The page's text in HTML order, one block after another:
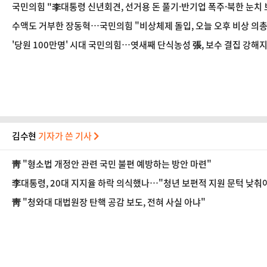
국민의힘 "李대통령 신년회견, 선거용 돈 풀기·반기업 폭주·북한 눈치
수액도 거부한 장동혁…국민의힘 "비상체제 돌입, 오늘 오후 비상 의
'당원 100만명' 시대 국민의힘…엿새째 단식농성 張, 보수 결집 강해
김수현 기자가 쓴 기사
靑 "형소법 개정안 관련 국민 불편 예방하는 방안 마련"
李대통령, 20대 지지율 하락 의식했나…"청년 보편적 지원 문턱 낮춰
靑 "청와대 대법원장 탄핵 공감 보도, 전혀 사실 아냐"